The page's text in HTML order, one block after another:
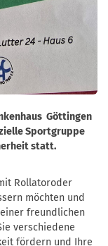
Göttingen
Sportgruppe
statt.
Rollatoroder
möchten und
freundlichen
verschiedene
fördern und Ihre